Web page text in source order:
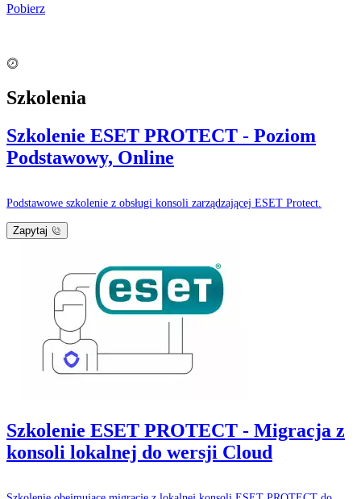
Pobierz
Szkolenia
Szkolenie ESET PROTECT - Poziom
Podstawowy, Online
Podstawowe szkolenie z obsługi konsoli zarządzającej ESET Protect.
Zapytaj
Szkolenie ESET PROTECT - Migracja z
konsoli lokalnej do wersji Cloud